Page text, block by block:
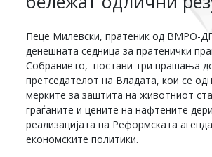
Пеце Милевски, пратеник од ВМРО-
денешната седница за пратенички
Собранието, постави три прашања
претседателот на Владата, кои се
мерките за заштита на животниот
граѓаните и цените на нафтените
реализацијата на Реформската
економските политики.